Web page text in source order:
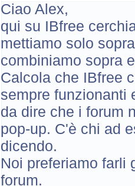
Ciao Alex,
qui su IBfree
mettiamo solo
combiniamo sopra
Calcola che IBfree
sempre funzionanti
da dire che i forum
pop-up. C'è chi ad
dicendo.
Noi preferiamo farli
forum.